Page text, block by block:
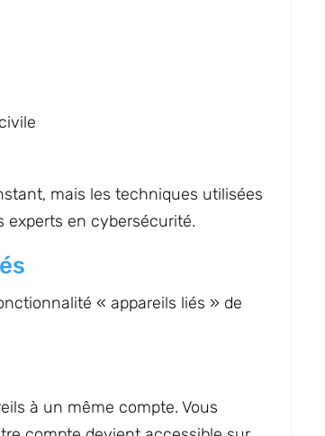
mais les techniques utilisées
experts en cybersécurité.
« appareils liés » de
à un même compte. Vous